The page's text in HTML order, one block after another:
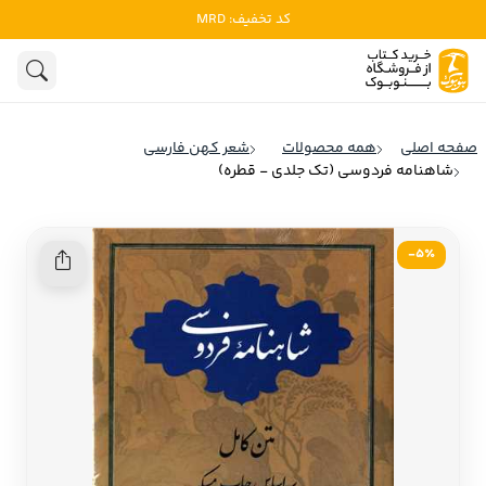
کد تخفیف: MRD
ادبیات
روانشناسی
تاریخ و سیاست
کودک و نوجوان
علوم اجتماعی
ادبیات آمریکا
ادبیات فرانسه
ادبیات ایتالیا
ادبیات روسیه
ادبیات آمریکای لاتین
ادبیات آلمان
ادبیات ترکیه
ادبیات آسیا
صفحه اصلی همه محصولات
شعر کهن فارسی
شاهنامه فردوسی (تک جلدی - قطره)
5٪-